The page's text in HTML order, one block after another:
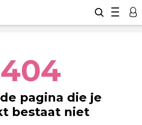
404
pagina die je
bestaat niet